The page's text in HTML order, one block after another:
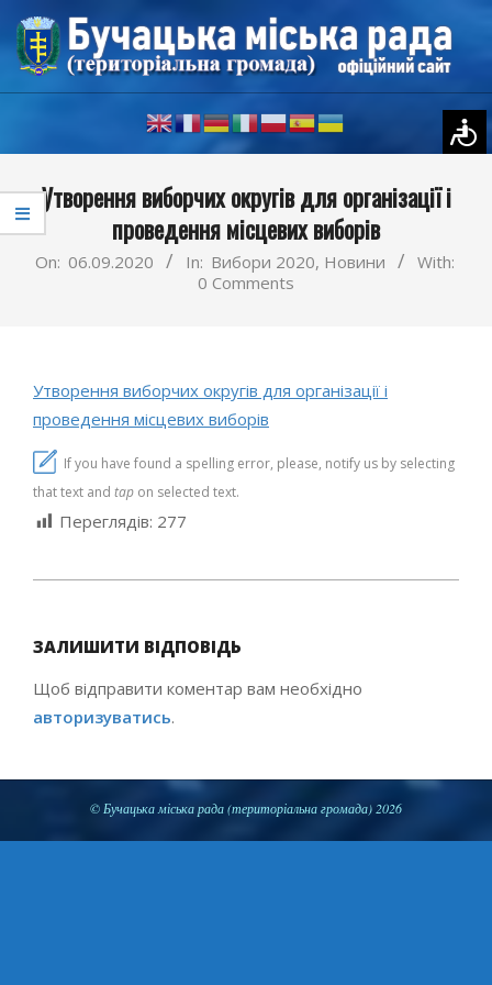
Skip
content
Navigation
Menu
Утворення виборчих округів для організації і
проведення місцевих виборів
On: 06.09.2020 In: Вибори 2020, Новини
With:
0 Comments
Утворення виборчих округів для організації і
проведення місцевих виборів
If you have found a spelling error, please, notify us by selecting
that text and tap on selected text.
Переглядів: 277
06
ЗАЛИШИТИ ВІДПОВІДЬ
Щоб відправити коментар вам необхідно
авторизуватись.
© Бучацька міська рада (територіальна громада) 2026